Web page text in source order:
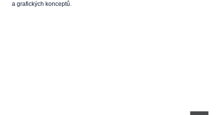
a grafických konceptů.